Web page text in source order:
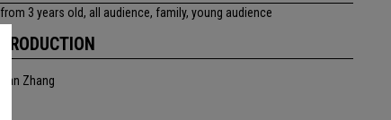
from 3 years old, all audience, family, young audience
PRODUCTION
Han Zhang